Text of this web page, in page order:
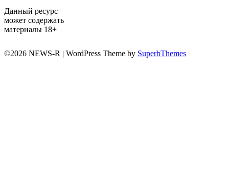
Данный ресурс
может содержать
материалы 18+
©2026 NEWS-R | WordPress Theme by SuperbThemes